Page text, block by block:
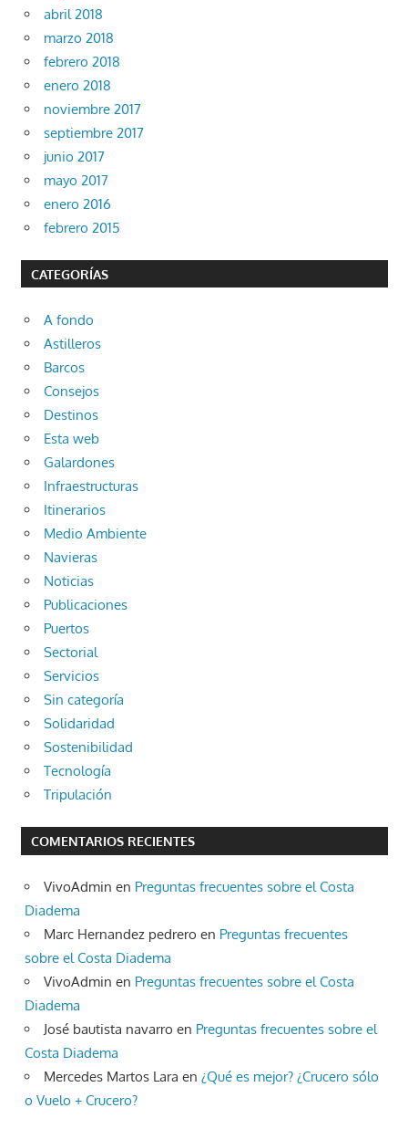
abril 2018
marzo 2018
febrero 2018
enero 2018
noviembre 2017
septiembre 2017
junio 2017
mayo 2017
enero 2016
febrero 2015
CATEGORÍAS
A fondo
Astilleros
Barcos
Consejos
Destinos
Esta web
Galardones
Infraestructuras
Itinerarios
Medio Ambiente
Navieras
Noticias
Publicaciones
Puertos
Sectorial
Servicios
Sin categoría
Solidaridad
Sostenibilidad
Tecnología
Tripulación
COMENTARIOS RECIENTES
VivoAdmin en Preguntas frecuentes sobre el Costa
Diadema
Marc Hernandez pedrero en Preguntas frecuentes
sobre el Costa Diadema
VivoAdmin en Preguntas frecuentes sobre el Costa
Diadema
José bautista navarro en Preguntas frecuentes sobre el
Costa Diadema
Mercedes Martos Lara en ¿Qué es mejor? ¿Crucero sólo
o Vuelo + Crucero?